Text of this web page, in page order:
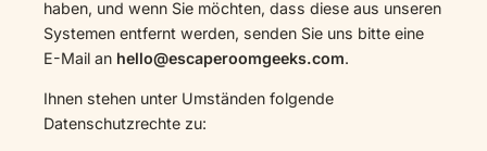
haben, und wenn Sie möchten, dass diese aus unseren
Systemen entfernt werden, senden Sie uns bitte eine
E-Mail an hello@escaperoomgeeks.com.
Ihnen stehen unter Umständen folgende
Datenschutzrechte zu: